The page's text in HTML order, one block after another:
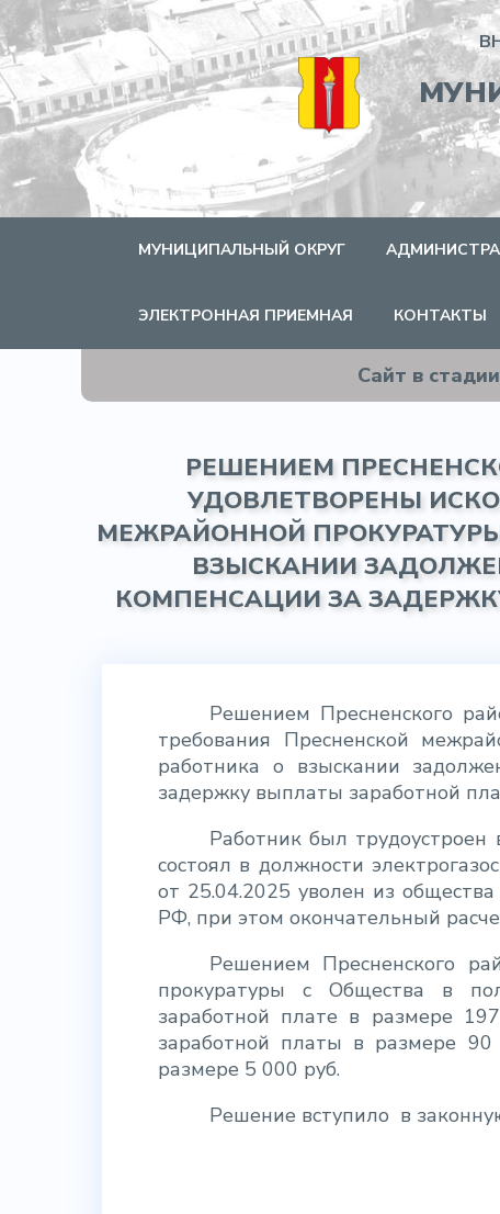
МУНИЦИПАЛЬНЫЙ ОКРУГ
ЭЛЕКТРОННАЯ ПРИЕМНАЯ КОНТАКТЫ
Сайт в
РЕШЕНИЕМ
УДОВЛЕТВОРЕНЫ
МЕЖРАЙОННОЙ
ВЗЫСКАНИИ
КОМПЕНСАЦИИ ЗА
Решением Пресненского
требования Пресненской
работника о взыскании
задержку выплаты заработной
Работник был трудоустроен
состоял в должности
от 25.04.2025 уволен из
РФ, при этом окончательный
Решением Пресненского
прокуратуры с Общества в
заработной плате в размере
заработной платы в размере
размере 5 000 руб.
Решение вступило в